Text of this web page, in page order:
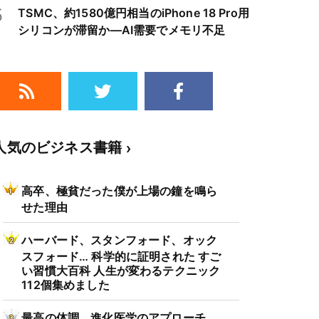
TSMC、約1580億円相当のiPhone 18 Pro用
シリコンが滞留か―AI需要でメモリ不足
気のビジネス書籍
高卒、極貧だった僕が上場の鐘を鳴ら
せた理由
ハーバード、スタンフォード、オック
スフォード… 科学的に証明された すご
い習慣大百科 人生が変わるテクニック
112個集めました